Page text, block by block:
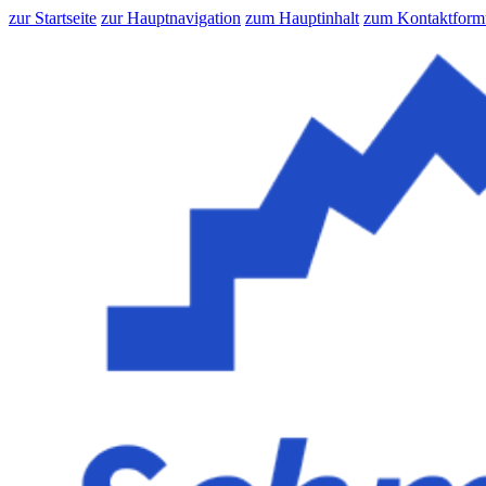
zur Startseite zur Hauptnavigation zum Hauptinhalt zum